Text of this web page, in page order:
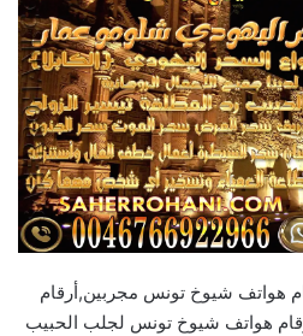
هواتف شيوخ تونس مجربين,أرقام
هواتف شيوخ تونس لجلب الحبيب